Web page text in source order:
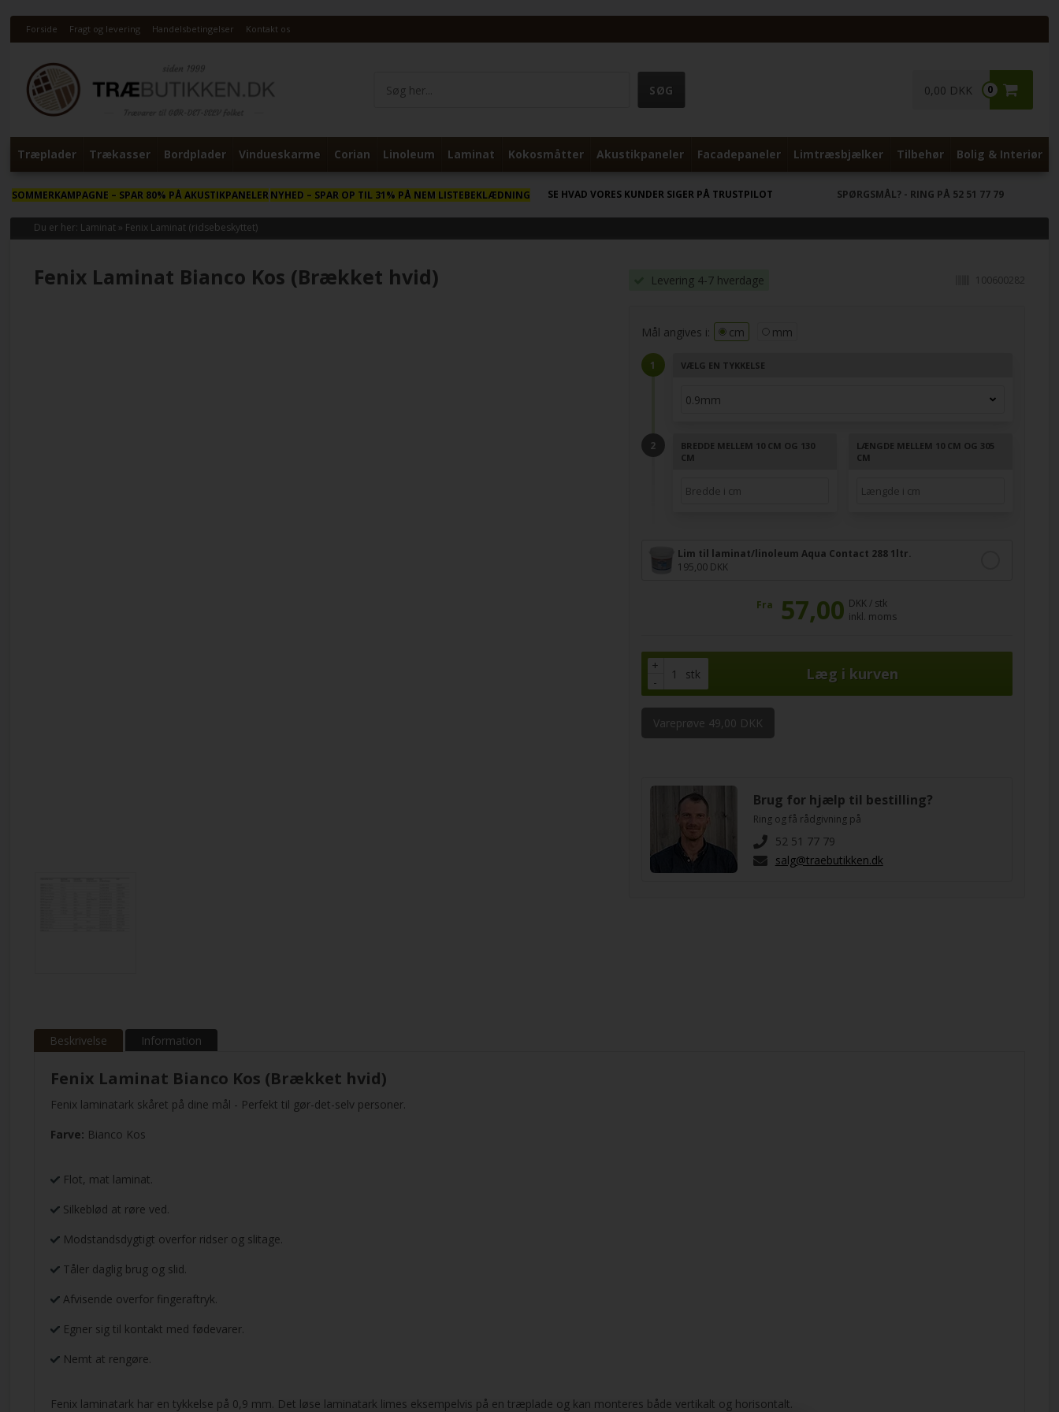
Forside Fragt og levering Handelsbetingelser Kontakt os
0
0,00 DKK
Træplader Trækasser Bordplader Vindueskarme Corian Linoleum Laminat Kokosmåtter Akustikpaneler Facadepaneler Limtræsbjælker Tilbehør Bolig & Interiør
SOMMERKAMPAGNE – SPAR 80% PÅ AKUSTIKPANELERNYHED – SPAR OP TIL 31% PÅ NEM LISTEBEKLÆDNING SE HVAD VORES KUNDER SIGER PÅ TRUSTPILOT SPØRGSMÅL? - RING PÅ 52 51 77 79
Du er her: Laminat » Fenix Laminat (ridsebeskyttet)
Fenix Laminat Bianco Kos (Brækket hvid) Levering 4-7 hverdage 100600282
Mål angives i: cm mm
VÆLG EN TYKKELSE
BREDDE MELLEM 10 CM OG 130
CM
LÆNGDE MELLEM 10 CM OG 305
CM
Lim til laminat/linoleum Aqua Contact 288 1ltr.
195,00 DKK
Fra 57,00 DKK / stk
inkl. moms
+
-
stk
Vareprøve 49,00 DKK
Brug for hjælp til bestilling?
Ring og få rådgivning på
52 51 77 79
salg@traebutikken.dk
Beskrivelse Information
Fenix Laminat Bianco Kos (Brækket hvid)
Fenix laminatark skåret på dine mål - Perfekt til gør-det-selv personer.
Farve: Bianco Kos
Flot, mat laminat.
Silkeblød at røre ved.
Modstandsdygtigt overfor ridser og slitage.
Tåler daglig brug og slid.
Afvisende overfor fingeraftryk.
Egner sig til kontakt med fødevarer.
Nemt at rengøre.
Fenix laminatark har en tykkelse på 0,9 mm. Det løse laminatark limes eksempelvis på en træplade og kan monteres både vertikalt og horisontalt.